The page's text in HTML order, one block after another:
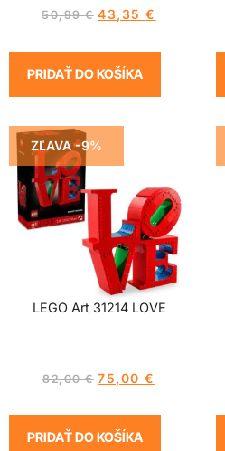
50,99€ 43,35€
PRIDAŤ DO KOŠÍKA
ZĽAVA -9%
LEGO Art 31214 LOVE
82,00€ 75,00€
PRIDAŤ DO KOŠÍKA